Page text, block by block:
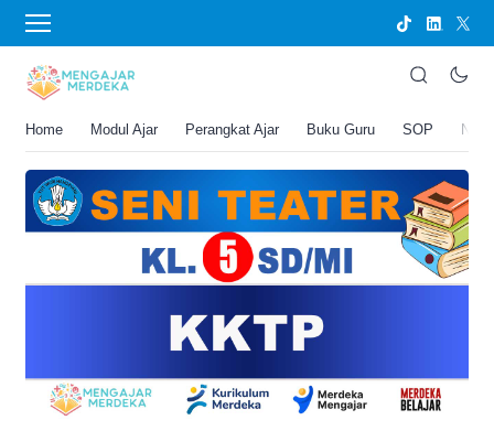
Home Modul Ajar Perangkat Ajar Buku Guru SOP
BERANDA
KKTP Seni Teater Kelas 5 SD/MI
6 Juni 2026 11:16 am
3 menit membaca